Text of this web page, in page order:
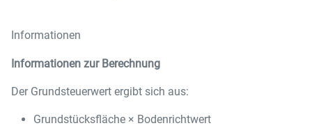
Informationen
Informationen zur Berechnung
Der Grundsteuerwert ergibt sich aus:
Grundstücksfläche × Bodenrichtwert